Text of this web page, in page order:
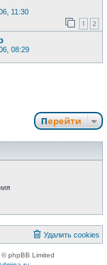
11:30
1 2
08:29
Перейти
Удалить cookies
phpBB Limited